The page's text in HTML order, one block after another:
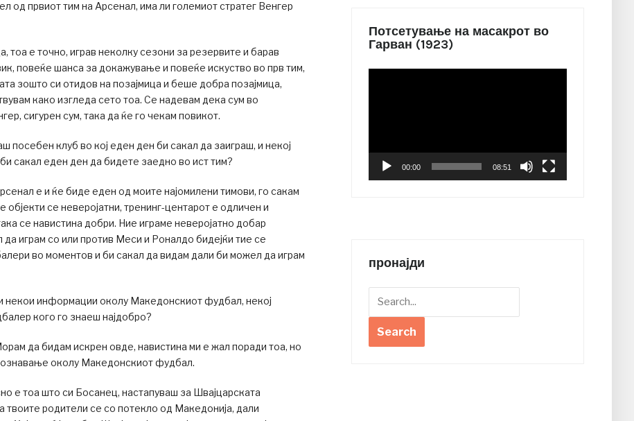
од првиот тим на Арсенал, има ли големиот стратег Венгер
тоа е точно, играв неколку сезони за резервите и барав
повеќе шанса за докажување и повеќе искуство во прв тим,
зошто си отидов на позајмица и беше добра позајмица,
како изгледа сето тоа. Се надевам дека сум во
сигурен сум, така да ќе го чекам повикот.
посебен клуб во кој еден ден би сакал да заиграш, и некој
сакал еден ден да бидете заедно во ист тим?
е и ќе биде еден од моите најомилени тимови, го сакам
објекти се неверојатни, тренинг-центарот е одличен и
се навистина добри. Ние играме неверојатно добар
играм со или против Меси и Роналдо бидејќи тие се
во моментов и би сакал да видам дали би можел да играм
некои информации околу Македонскиот фудбал, некој
кого го знаеш најдобро?
да бидам искрен овде, навистина ми е жал поради тоа, но
околу Македонскиот фудбал.
е тоа што си Босанец, настапуваш за Швајцарската
твоите родители се со потекло од Македонија, дали
Потсетување на масакрот во
Гарван (1923)
00:00 08:51
пронајди